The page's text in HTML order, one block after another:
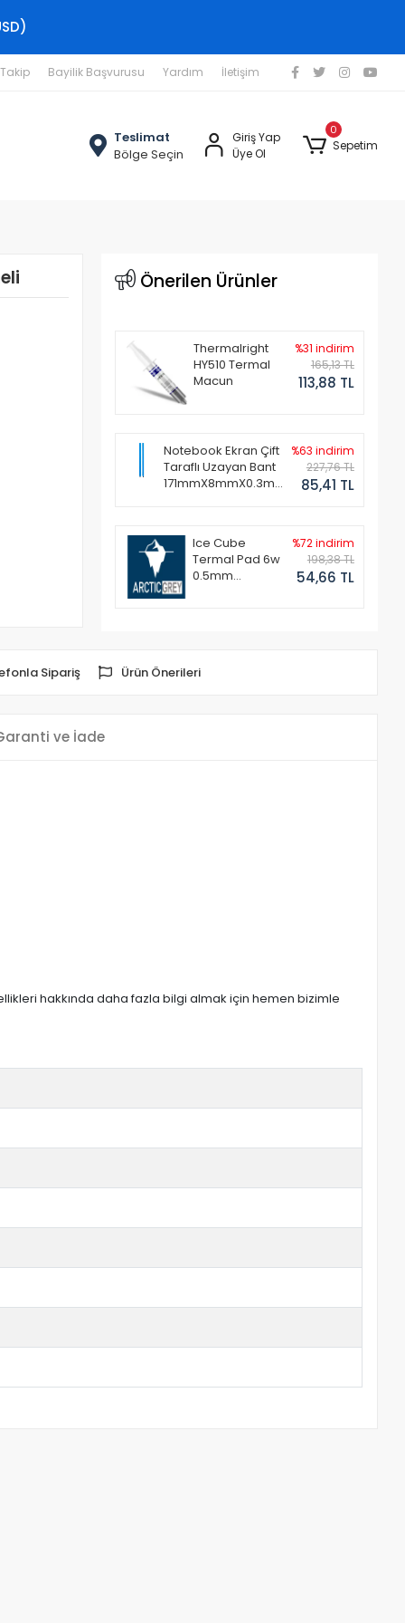
Bayilik Başvurusu Yardım İletişim
Teslimat
Bölge Seçin
Giriş Yap
Üye Ol
0
Sepetim
Önerilen Ürünler
Thermalright
HY510 Termal
Macun
%31 indirim
165,13 TL
113,88 TL
Notebook Ekran Çift
Taraflı Uzayan Bant
171mmX8mmX0.3mm
%63 indirim
227,76 TL
85,41 TL
Ice Cube
Termal Pad 6w
0.5mm
%72 indirim
198,38 TL
54,66 TL
Sipariş Ürün Önerileri
ve İade
hakkında daha fazla bilgi almak için hemen bizimle